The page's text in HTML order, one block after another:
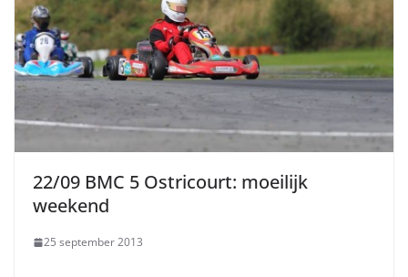
22/09 BMC 5 Ostricourt: moeilijk
weekend
25 september 2013